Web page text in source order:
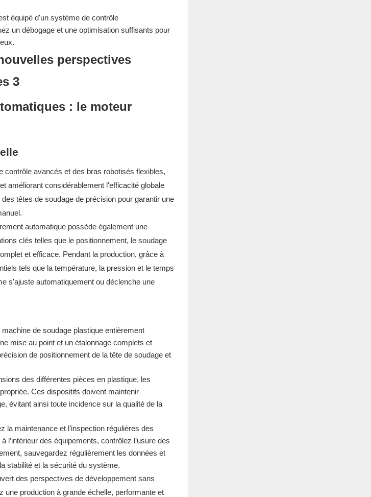
équipé d'un système de contrôle
un débogage et une optimisation suffisants pour
: le moteur
avancés et des bras robotisés flexibles,
améliorant considérablement l'efficacité globale
têtes de soudage de précision pour garantir une
automatique possède également une
clés telles que le positionnement, le soudage
et efficace. Pendant la production, grâce à
tels que la température, la pression et le temps
s'ajuste automatiquement ou déclenche une
de soudage plastique entièrement
mise au point et un étalonnage complets et
de positionnement de la tête de soudage et
des différentes pièces en plastique, les
Ces dispositifs doivent maintenir
évitant ainsi toute incidence sur la qualité de la
maintenance et l’inspection régulières des
des équipements, contrôlez l’usure des
sauvegardez régulièrement les données et
stabilité et la sécurité du système.
des perspectives de développement sans
production à grande échelle, performante et